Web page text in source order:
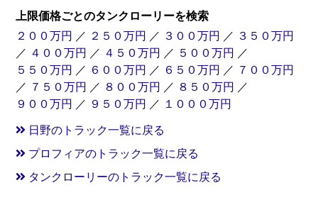
上限価格ごとのタンクローリーを検索
２００万円 ／ ２５０万円 ／ ３００万円 ／ ３５０万円
／ ４００万円 ／ ４５０万円 ／ ５００万円 ／
５５０万円 ／ ６００万円 ／ ６５０万円 ／ ７００万円
／ ７５０万円 ／ ８００万円 ／ ８５０万円 ／
９００万円 ／ ９５０万円 ／ １０００万円
日野のトラック一覧に戻る
プロフィアのトラック一覧に戻る
タンクローリーのトラック一覧に戻る